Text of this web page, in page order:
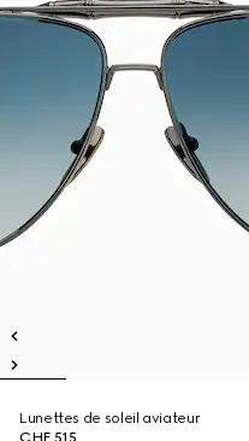
Lunettes de soleil aviateur
CHF 515